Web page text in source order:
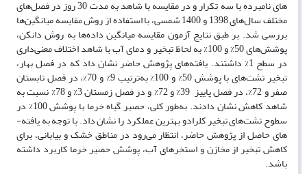
های­ نامبرده با سه تکرار و در مقایسه با شاهد به مدت 30 روز در فصل‌های
مختلف سال­‌های 1398 و 1400 شمسی، با استفاده از روش مقایسه میانگین‌­ها
بررسی ­شد. بر طبق نتایج آزمون مقایسه میانگین داده‌­ها به روش دانکن،
پوشش­‌های 50% و 100% به لحاظ تبخیر و دمای آب با شاهد اختلاف معنی‌داری
در سطح 1­% داشتند. یافته‌­های پژوهش حاضر نشان­ داد که در فصل بهار،
تبخیر تشت­‌های با پوشش 50% و 100% به‌ترتیب 9% و 70%، در فصل تابستان
صفر و 72%، در فصل پاییز 39% و 72% و در فصل زمستان 3% و 78% نسبت به
شاهد کاهش نشان دادند. به‌طور کلی، حصیر گیاه خرما با پوشش 100% در
سطوح تشت­‌های تبخیر کلرادو بهترین عملکرد را نشان داد. با توجه به یافته‌­
های حاصل از پژوهش حاضر، انتظار می‌­رود در مناطق خشک و بیابانی، برای
کاهش تبخیر از مخازن و استخرهای آب، پوشش حصیر خرما کاربرد داشته
باشد.